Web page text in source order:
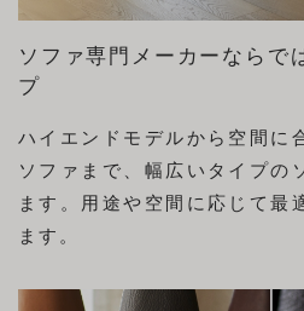
ソファ専門メーカーならで
プ
ハイエンドモデルから空間に
ソファまで、幅広いタイプの
ます。用途や空間に応じて最
ます。